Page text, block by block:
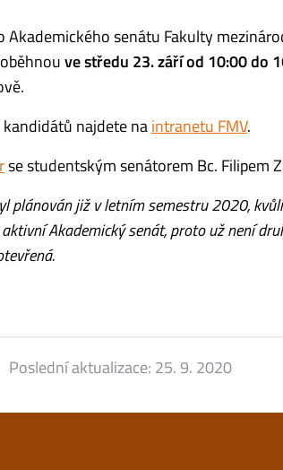
Akademického senátu Fakulty
ve středu 23. září od 10:00 do
najdete naintranetu FMV.
se studentským senátorem Bc. Filipem
plánován již v letním semestru 2020,
Akademický senát, proto už není
Poslední aktualizace: 25. 9. 2020